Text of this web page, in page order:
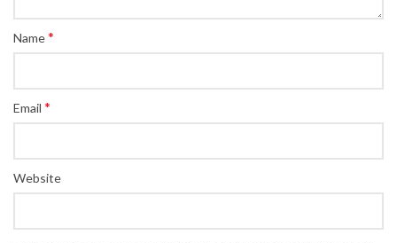
Name*
Email *
Website